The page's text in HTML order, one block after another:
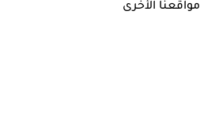
مواقعنا الأخرى